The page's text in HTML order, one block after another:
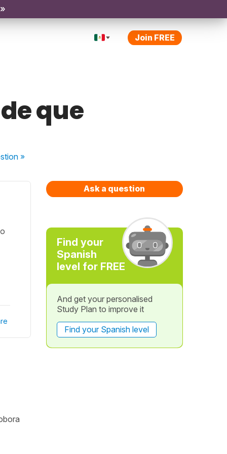
Join FREE
que
»
Ask a question
Find your
Spanish
level for FREE
And get your personalised
Study Plan to improve it
Find your Spanish level